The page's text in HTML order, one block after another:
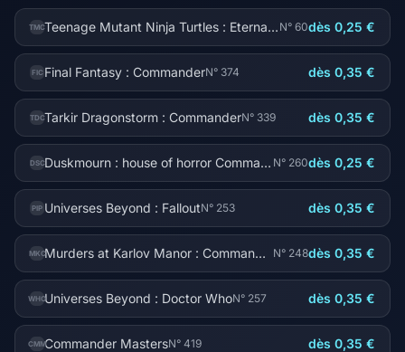
TMC Teenage Mutant Ninja Turtles : Eternal-Legal N° 60dès 0,25 €
FIC Final Fantasy : CommanderN° 374 dès 0,35 €
TDCTarkir Dragonstorm : CommanderN° 339 dès 0,35 €
DSC Duskmourn : house of horror Commander N° 260dès 0,25 €
PIP Universes Beyond : FalloutN° 253 dès 0,35 €
MKC Murders at Karlov Manor : Commander N° 248dès 0,35 €
WHOUniverses Beyond : Doctor WhoN° 257 dès 0,35 €
CMMCommander MastersN° 419 dès 0,35 €